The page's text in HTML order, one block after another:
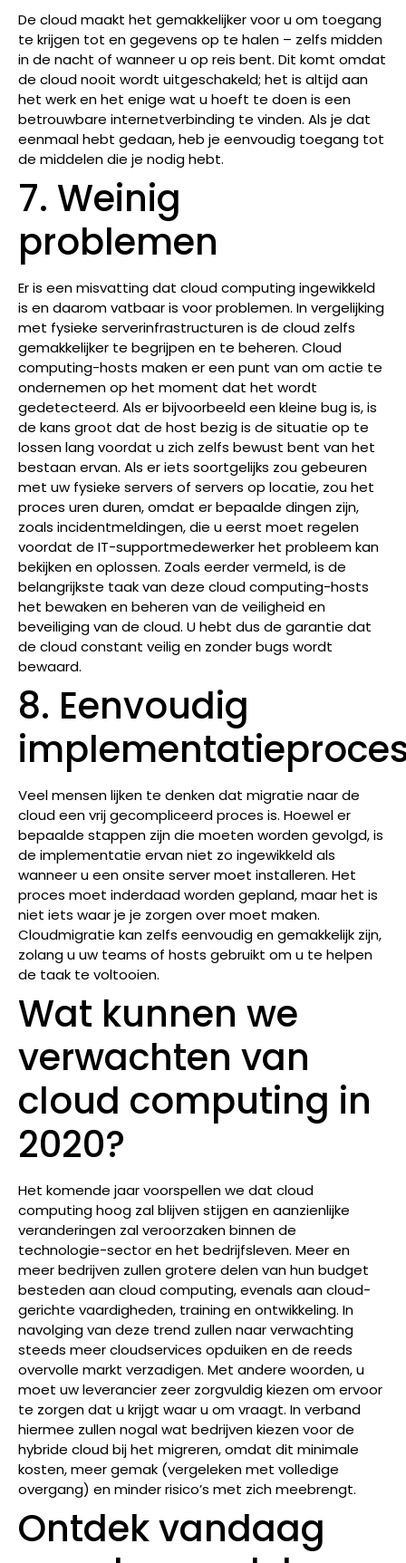
De cloud maakt het gemakkelijker voor u om toegang
te krijgen tot en gegevens op te halen – zelfs midden
in de nacht of wanneer u op reis bent. Dit komt omdat
de cloud nooit wordt uitgeschakeld; het is altijd aan
het werk en het enige wat u hoeft te doen is een
betrouwbare internetverbinding te vinden. Als je dat
eenmaal hebt gedaan, heb je eenvoudig toegang tot
de middelen die je nodig hebt.
7. Weinig
problemen
Er is een misvatting dat cloud computing ingewikkeld
is en daarom vatbaar is voor problemen. In vergelijking
met fysieke serverinfrastructuren is de cloud zelfs
gemakkelijker te begrijpen en te beheren. Cloud
computing-hosts maken er een punt van om actie te
ondernemen op het moment dat het wordt
gedetecteerd. Als er bijvoorbeeld een kleine bug is, is
de kans groot dat de host bezig is de situatie op te
lossen lang voordat u zich zelfs bewust bent van het
bestaan ​​ervan. Als er iets soortgelijks zou gebeuren
met uw fysieke servers of servers op locatie, zou het
proces uren duren, omdat er bepaalde dingen zijn,
zoals incidentmeldingen, die u eerst moet regelen
voordat de IT-supportmedewerker het probleem kan
bekijken en oplossen. Zoals eerder vermeld, is de
belangrijkste taak van deze cloud computing-hosts
het bewaken en beheren van de veiligheid en
beveiliging van de cloud. U hebt dus de garantie dat
de cloud constant veilig en zonder bugs wordt
bewaard.
8. Eenvoudig
Veel mensen lijken te denken dat migratie naar de
cloud een vrij gecompliceerd proces is. Hoewel er
bepaalde stappen zijn die moeten worden gevolgd, is
de implementatie ervan niet zo ingewikkeld als
wanneer u een onsite server moet installeren. Het
proces moet inderdaad worden gepland, maar het is
niet iets waar je je zorgen over moet maken.
Cloudmigratie kan zelfs eenvoudig en gemakkelijk zijn,
zolang u uw teams of hosts gebruikt om u te helpen
de taak te voltooien.
Wat kunnen we
verwachten van
cloud computing in
2020?
Het komende jaar voorspellen we dat cloud
computing hoog zal blijven stijgen en aanzienlijke
veranderingen zal veroorzaken binnen de
technologie-sector en het bedrijfsleven. Meer en
meer bedrijven zullen grotere delen van hun budget
besteden aan cloud computing, evenals aan cloud-
gerichte vaardigheden, training en ontwikkeling. In
navolging van deze trend zullen naar verwachting
steeds meer cloudservices opduiken en de reeds
overvolle markt verzadigen. Met andere woorden, u
moet uw leverancier zeer zorgvuldig kiezen om ervoor
te zorgen dat u krijgt waar u om vraagt. In verband
hiermee zullen nogal wat bedrijven kiezen voor de
hybride cloud bij het migreren, omdat dit minimale
kosten, meer gemak (vergeleken met volledige
overgang) en minder risico’s met zich meebrengt.
Ontdek vandaag